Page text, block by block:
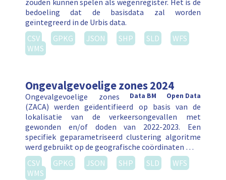
zouden kunnen spelen als wegenregister. Het is de
bedoeling dat de basisdata zal worden
geïntegreerd in de Urbis data.
CSV
GPKG JSON SHP SLD
WFS
WMS
Ongevalgevoelige zones 2024
Open Data
Data BM
Ongevalgevoelige zones
(ZACA) werden geïdentifieerd op basis van de
lokalisatie van de verkeersongevallen met
gewonden en/of doden van 2022-2023. Een
specifiek geparametriseerd clustering algoritme
werd gebruikt op de geografische coördinaten …
CSV
GPKG JSON SHP SLD
WFS
WMS